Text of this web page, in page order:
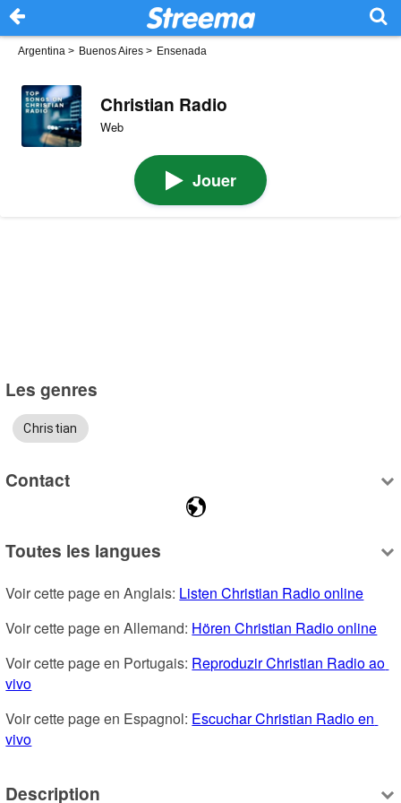
Argentina > Buenos Aires > Ensenada
Christian Radio
Web
Jouer
Les genres
Christian
Contact
Toutes les langues
Voir cette page en Anglais: Listen Christian Radio online
Voir cette page en Allemand: Hören Christian Radio online
Voir cette page en Portugais: Reproduzir Christian Radio ao
vivo
Voir cette page en Espagnol: Escuchar Christian Radio en
vivo
Description